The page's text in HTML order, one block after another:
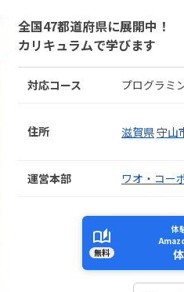
全国47都道府県に展開中！
カリキュラムで学びます
対応コース プログラミ
住所 滋賀県守山
運営本部 ワオ・コー
無料
体